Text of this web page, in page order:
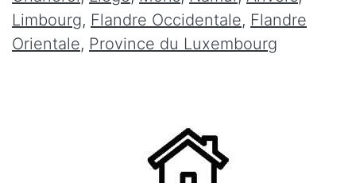
Limbourg, Flandre Occidentale, Flandre
Orientale, Province du Luxembourg